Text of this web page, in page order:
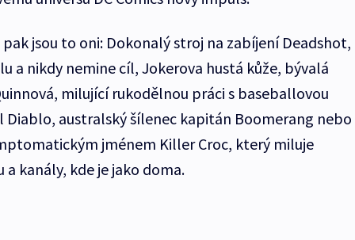
jsou to oni: Dokonalý stroj na zabíjení Deadshot,
a nikdy nemine cíl, Jokerova hustá kůže, bývalá
milující rukodělnou práci s baseballovou
Diablo, australský šílenec kapitán Boomerang nebo
jménem Killer Croc, který miluje
kanály, kde je jako doma.